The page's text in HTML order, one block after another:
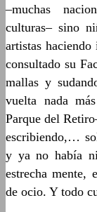
­­–muchas
culturas– sino
artistas
consultado su
mallas y
vuelta nada
Parque del
escribiendo,…
y ya no había
estrecha mente,
de ocio. Y todo